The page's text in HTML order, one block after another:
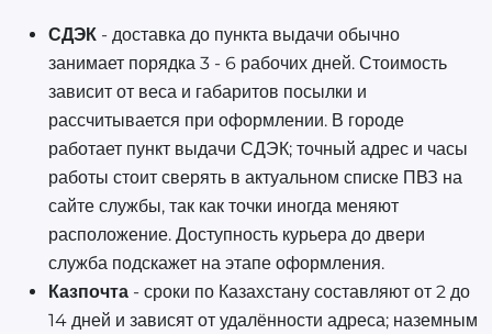
СДЭК- доставка до пункта выдачи обычно
занимает порядка 3 - 6 рабочих дней. Стоимость
зависит от веса и габаритов посылки и
рассчитывается при оформлении. В городе
работает пункт выдачи СДЭК; точный адрес и часы
работы стоит сверять в актуальном списке ПВЗ на
сайте службы, так как точки иногда меняют
расположение. Доступность курьера до двери
служба подскажет на этапе оформления.
Казпочта- сроки по Казахстану составляют от 2 до
14 дней и зависят от удалённости адреса; наземным